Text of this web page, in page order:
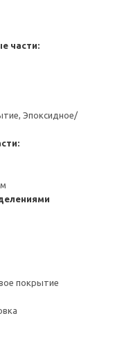
части:
Эпоксидное/
покрытие